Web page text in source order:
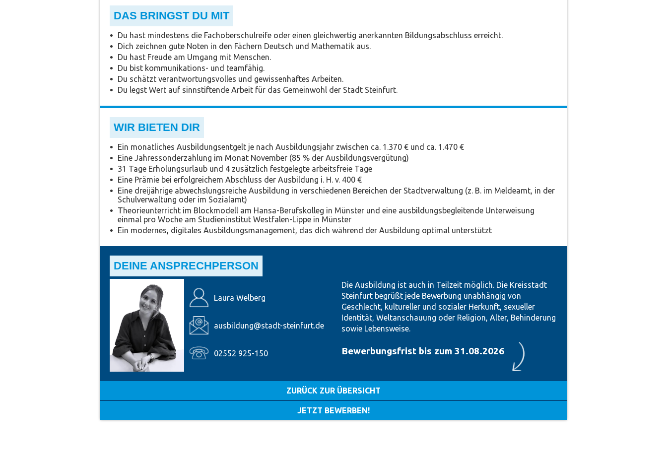
DAS BRINGST DU MIT
Du hast mindestens die Fachoberschulreife oder einen gleichwertig anerkannten Bildungsabschluss erreicht.
Dich zeichnen gute Noten in den Fächern Deutsch und Mathematik aus.
Du hast Freude am Umgang mit Menschen.
Du bist kommunikations- und teamfähig.
Du schätzt verantwortungsvolles und gewissenhaftes Arbeiten.
Du legst Wert auf sinnstiftende Arbeit für das Gemeinwohl der Stadt Steinfurt.
WIR BIETEN DIR
Ein monatliches Ausbildungsentgelt je nach Ausbildungsjahr zwischen ca. 1.370 € und ca. 1.470 €
Eine Jahressonderzahlung im Monat November (85 % der Ausbildungsvergütung)
31 Tage Erholungsurlaub und 4 zusätzlich festgelegte arbeitsfreie Tage
Eine Prämie bei erfolgreichem Abschluss der Ausbildung i. H. v. 400 €
Eine dreijährige abwechslungsreiche Ausbildung in verschiedenen Bereichen der Stadtverwaltung (z. B. im Meldeamt, in der
Schulverwaltung oder im Sozialamt)
Theorieunterricht im Blockmodell am Hansa-Berufskolleg in Münster und eine ausbildungsbegleitende Unterweisung
einmal pro Woche am Studieninstitut Westfalen-Lippe in Münster
Ein modernes, digitales Ausbildungsmanagement, das dich während der Ausbildung optimal unterstützt
DEINE ANSPRECHPERSON
Laura Welberg
ausbildung@stadt-steinfurt.de
02552 925-150
Die Ausbildung ist auch in Teilzeit möglich. Die Kreisstadt
Steinfurt begrüßt jede Bewerbung unabhängig von
Geschlecht, kultureller und sozialer Herkunft, sexueller
Identität, Weltanschauung oder Religion, Alter, Behinderung
sowie Lebensweise.
Bewerbungsfrist bis zum 31.08.2026
ZURÜCK ZUR ÜBERSICHT
JETZT BEWERBEN!